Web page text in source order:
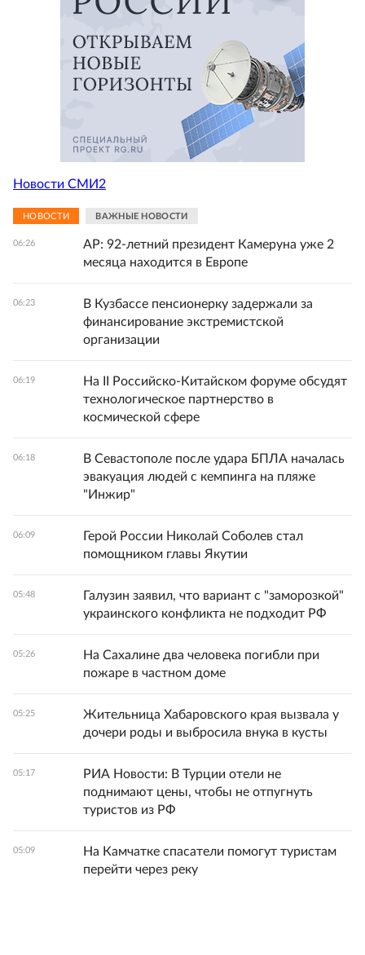
Новости СМИ2
НОВОСТИ ВАЖНЫЕ НОВОСТИ
06:26
AP: 92-летний президент Камеруна уже 2
месяца находится в Европе
06:23
В Кузбассе пенсионерку задержали за
финансирование экстремистской
организации
06:19
На II Российско-Китайском форуме обсудят
технологическое партнерство в
космической сфере
06:18
В Севастополе после удара БПЛА началась
эвакуация людей с кемпинга на пляже
"Инжир"
06:09
Герой России Николай Соболев стал
помощником главы Якутии
05:48
Галузин заявил, что вариант с "заморозкой"
украинского конфликта не подходит РФ
05:26
На Сахалине два человека погибли при
пожаре в частном доме
05:25
Жительница Хабаровского края вызвала у
дочери роды и выбросила внука в кусты
05:17
РИА Новости: В Турции отели не
поднимают цены, чтобы не отпугнуть
туристов из РФ
05:09
На Камчатке спасатели помогут туристам
перейти через реку